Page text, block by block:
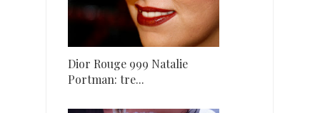
Dior Rouge 999 Natalie
Portman: tre...